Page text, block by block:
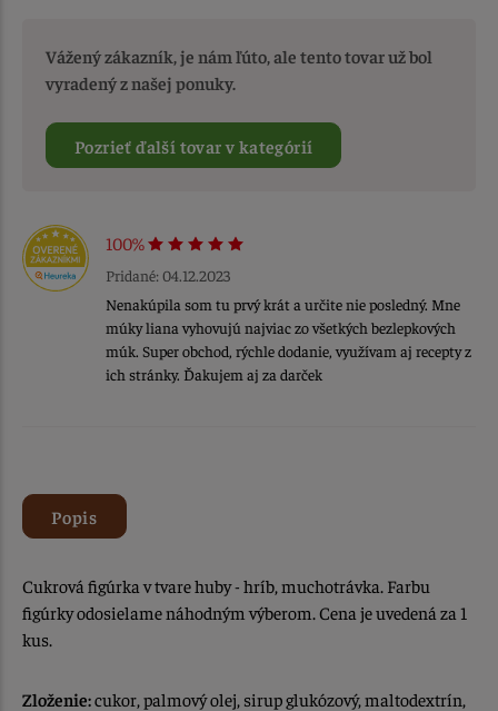
Vážený zákazník, je nám ľúto, ale tento tovar už bol
vyradený z našej ponuky.
Pozrieť ďalší tovar v kategórií
100%
Pridané: 04.12.2023
Nenakúpila som tu prvý krát a určite nie posledný. Mne
múky liana vyhovujú najviac zo všetkých bezlepkových
múk. Super obchod, rýchle dodanie, využívam aj recepty z
ich stránky. Ďakujem aj za darček
Popis
Cukrová figúrka v tvare huby - hríb, muchotrávka. Farbu
figúrky odosielame náhodným výberom. Cena je uvedená za 1
kus.
Zloženie:cukor, palmový olej, sirup glukózový, maltodextrín,